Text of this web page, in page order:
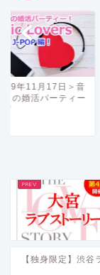
年11月17日＞音
きの婚活パーティー
【独身限定】渋谷